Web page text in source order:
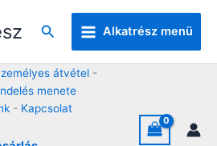
Keresés Alkatrész menü
átvétel -
menete
- Kapcsolat